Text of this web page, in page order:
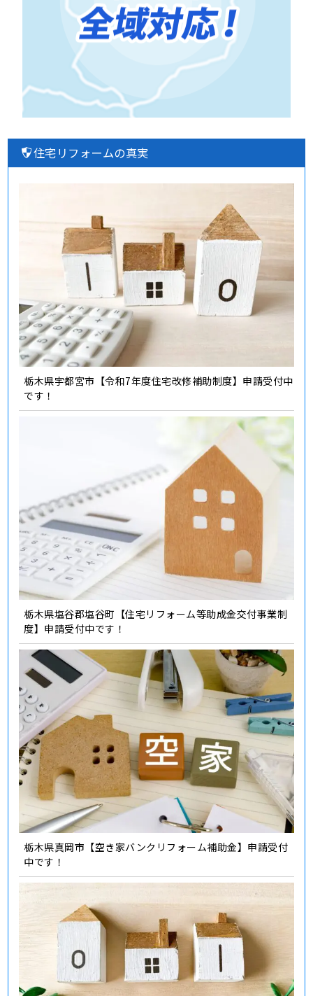
住宅リフォームの真実
栃木県宇都宮市【令和7年度住宅改修補助制度】申請受付中
です！
栃木県塩谷郡塩谷町【住宅リフォーム等助成金交付事業制
度】申請受付中です！
栃木県真岡市【空き家バンクリフォーム補助金】申請受付
中です！